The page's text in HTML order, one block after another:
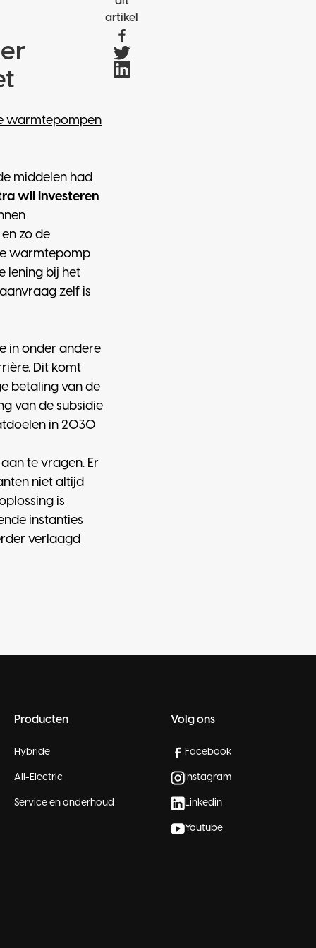
warmtepompen
middelen had
wil investeren
zo de
warmtepomp
lening bij het
zelf is
in onder andere
Dit komt
betaling van de
van de subsidie
in 2030
te vragen. Er
niet altijd
is
instanties
verlaagd
artikel
Producten
Hybride
All-Electric
Service en onderhoud
Volg ons
Facebook
Instagram
Linkedin
Youtube